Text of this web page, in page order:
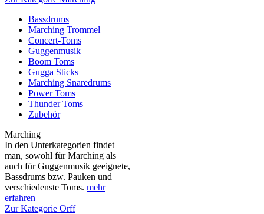
Bassdrums
Marching Trommel
Concert-Toms
Guggenmusik
Boom Toms
Gugga Sticks
Marching Snaredrums
Power Toms
Thunder Toms
Zubehör
Marching
In den Unterkategorien findet
man, sowohl für Marching als
auch für Guggenmusik geeignete,
Bassdrums bzw. Pauken und
verschiedenste Toms. mehr
erfahren
Zur Kategorie Orff